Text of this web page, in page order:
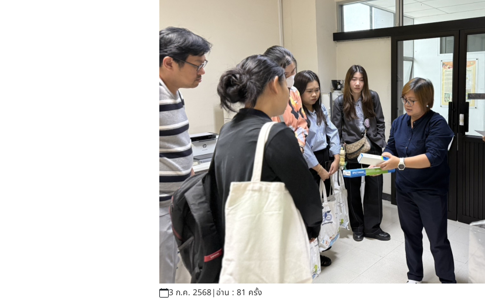
3 ก.ค. 2568|อ่าน : 81 ครั้ง